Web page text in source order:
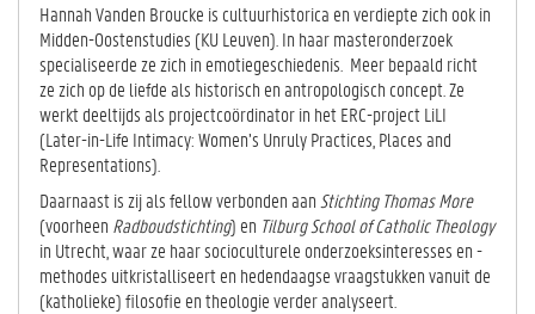
Hannah Vanden Broucke is cultuurhistorica en verdiepte zich ook in
Midden-Oostenstudies (KU Leuven). In haar masteronderzoek
specialiseerde ze zich in emotiegeschiedenis. Meer bepaald richt
ze zich op de liefde als historisch en antropologisch concept. Ze
werkt deeltijds als projectcoördinator in het ERC-project LiLI
(Later-in-Life Intimacy: Women’s Unruly Practices, Places and
Representations).
Daarnaast is zij als fellow verbonden aan Stichting Thomas More
(voorheen Radboudstichting) en Tilburg School of Catholic Theology
in Utrecht, waar ze haar socioculturele onderzoeksinteresses en -
methodes uitkristalliseert en hedendaagse vraagstukken vanuit de
(katholieke) filosofie en theologie verder analyseert.